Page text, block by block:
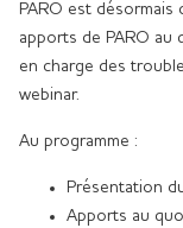
PARO est
apports de PARO au
en charge des
webinar.
Au programme :
Présentation
Apports au